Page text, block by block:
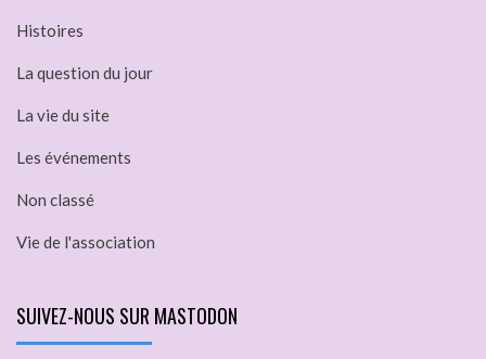
Histoires
La question du jour
La vie du site
Les événements
Non classé
Vie de l'association
SUIVEZ-NOUS SUR MASTODON